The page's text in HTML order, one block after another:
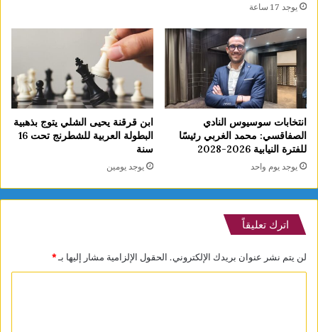
يوجد 17 ساعة
انتخابات سوسيوس النادي
الصفاقسي: محمد الغربي رئيسًا
للفترة النيابية 2026-2028
يوجد يوم واحد
ابن قرقنة يحيى الشلي يتوج بذهبية
البطولة العربية للشطرنج تحت 16
سنة
يوجد يومين
اترك تعليقاً
لن يتم نشر عنوان بريدك الإلكتروني. الحقول الإلزامية مشار إليها بـ*